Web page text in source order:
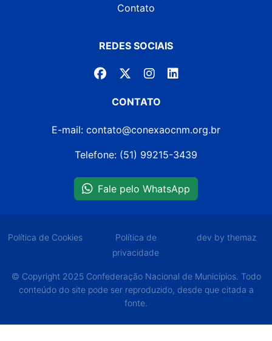
Contato
REDES SOCIAIS
CONTATO
E-mail: contato@conexaocnm.org.br
Telefone: (51) 99215-3439
Fale pelo WhatsApp
Política de Cookies
Política de
privacidade
dev by themaz
© Copyright 2025 Confederação Nacional de Municípios. Todo
conteúdo do site pode ser reproduzido, desde que citada a
fonte.